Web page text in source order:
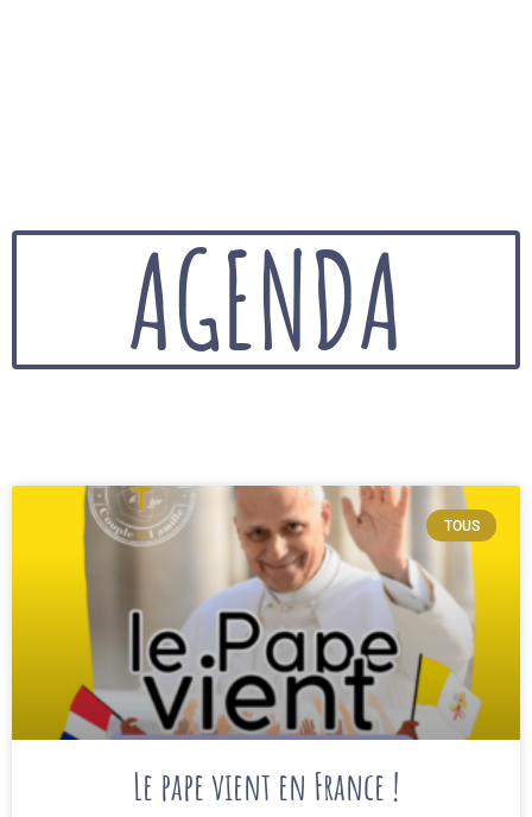
AGENDA
TOUS
Le pape vient en France !